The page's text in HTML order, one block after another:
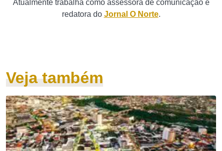
Atualmente trabalha como assessora de comunicação e
redatora do Jornal O Norte.
Veja também